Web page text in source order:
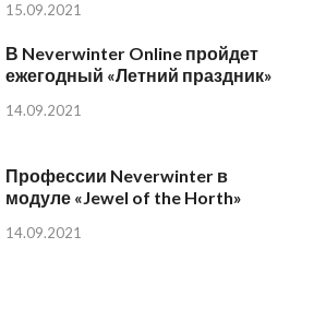
15.09.2021
В Neverwinter Online пройдет
ежегодный «Летний праздник»
14.09.2021
Профессии Neverwinter в
модуле «Jewel of the Horth»
14.09.2021